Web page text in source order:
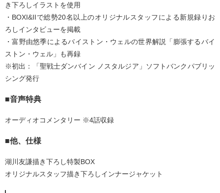
き下ろしイラストを使用
・BOXI&IIで総勢20名以上のオリジナルスタッフによる新規録りお
ろしインタビューを掲載
・富野由悠季によるバイストン・ウェルの世界解説「膨張するバイ
ストン・ウェル」も再録
※初出：「聖戦士ダンバイン ノスタルジア」ソフトバンクパブリッ
シング発行
■音声特典
オーディオコメンタリー ※4話収録
■他、仕様
湖川友謙描き下ろし特製BOX
オリジナルスタッフ描き下ろしインナージャケット